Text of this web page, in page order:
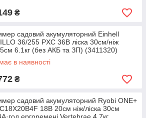
₴
садовий акумуляторний Einhell
36/255 PXC 36В ліска 30см/ніж
6.1кг (без АКБ та ЗП) (3411320)
в наявності
₴
садовий акумуляторний Ryobi ONE+
18В 20см ніж/ліска 30см